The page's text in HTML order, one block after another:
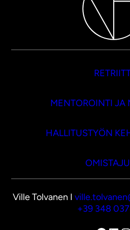
MENTOROINTI JA
HALLITUSTYÖN
Ville Tolvanen I
+39 348